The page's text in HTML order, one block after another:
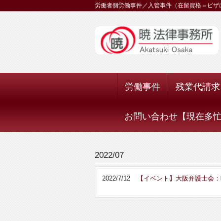
労働者側労働事件／入管事件（在留資格＝ビ
労働事件 残業代請求
お問い合わせ【現在多
2022/07
2022/7/12 【イベント】大阪弁護士会